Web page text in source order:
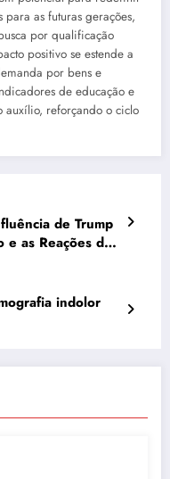
as futuras gerações,
por qualificação
positivo se estende a
por bens e
de educação e
auxílio, reforçando o ciclo
de Trump
as Reações da
indolor